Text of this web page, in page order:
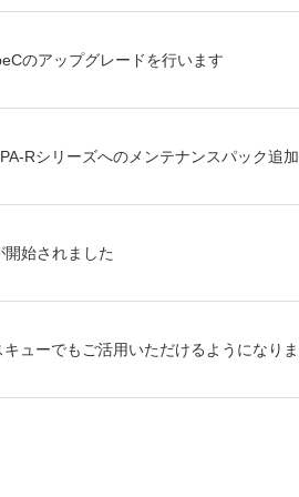
のアップグレードを行います
Rシリーズへのメンテナンスパック追
始されました
ューでもご活用いただけるようになり